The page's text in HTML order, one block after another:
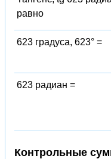
равно
623 градуса, 623° =
623 радиан =
Контрольные